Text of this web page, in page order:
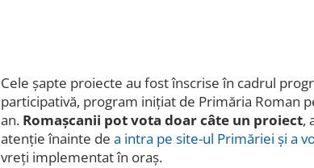
Cele șapte proiecte au fost înscrise în cadrul
participativă, program inițiat de Primăria Roman
an. Romașcanii pot vota doar câte un proiect,
atenție înainte de a intra pe site-ul Primăriei și a
vreți implementat în oraș.